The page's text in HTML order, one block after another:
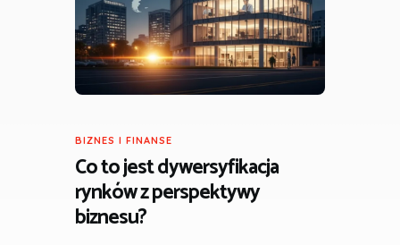
BIZNES I FINANSE
Co to jest dywersyfikacja
rynków z perspektywy
biznesu?